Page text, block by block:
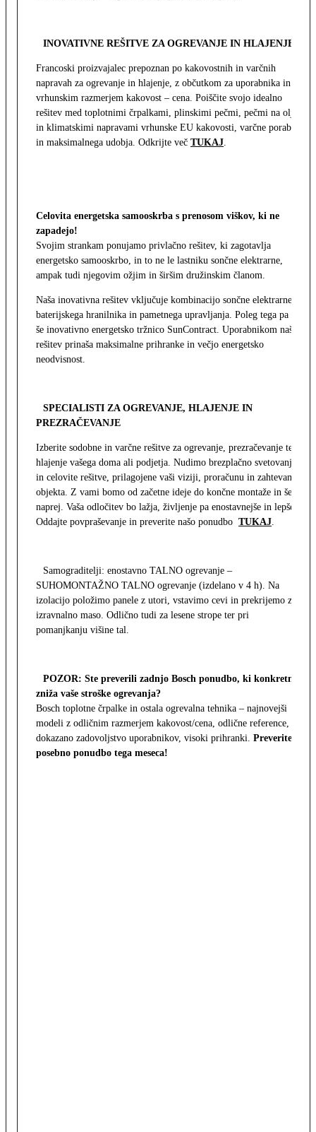
INOVATIVNE REŠITVE ZA OGREVANJE IN HLAJENJE
Francoski proizvajalec prepoznan po kakovostnih in varčnih
napravah za ogrevanje in hlajenje, z občutkom za uporabnika in z
vrhunskim razmerjem kakovost – cena. Poiščite svojo idealno
rešitev med toplotnimi črpalkami, plinskimi pečmi, pečmi na olje
in klimatskimi napravami vrhunske EU kakovosti, varčne porabe
in maksimalnega udobja. Odkrijte več TUKAJ.
Celovita energetska samooskrba s prenosom viškov, ki ne
zapadejo!
Svojim strankam ponujamo privlačno rešitev, ki zagotavlja
energetsko samooskrbo, in to ne le lastniku sončne elektrarne,
ampak tudi njegovim ožjim in širšim družinskim članom.
Naša inovativna rešitev vključuje kombinacijo sončne elektrarne,
baterijskega hranilnika in pametnega upravljanja. Poleg tega pa
še inovativno energetsko tržnico SunContract. Uporabnikom naša
rešitev prinaša maksimalne prihranke in večjo energetsko
neodvisnost.
SPECIALISTI ZA OGREVANJE, HLAJENJE IN
PREZRAČEVANJE
Izberite sodobne in varčne rešitve za ogrevanje, prezračevanje ter
hlajenje vašega doma ali podjetja. Nudimo brezplačno svetovanje
in celovite rešitve, prilagojene vaši viziji, proračunu in zahtevam
objekta. Z vami bomo od začetne ideje do končne montaže in še
naprej. Vaša odločitev bo lažja, življenje pa enostavnejše in lepše.
Oddajte povpraševanje in preverite našo ponudbo TUKAJ.
Samograditelji: enostavno TALNO ogrevanje –
SUHOMONTAŽNO TALNO ogrevanje (izdelano v 4 h). Na
izolacijo položimo panele z utori, vstavimo cevi in prekrijemo z
izravnalno maso. Odlično tudi za lesene strope ter pri
pomanjkanju višine tal.
POZOR: Ste preverili zadnjo Bosch ponudbo, ki konkretno
zniža vaše stroške ogrevanja?
Bosch toplotne črpalke in ostala ogrevalna tehnika – najnovejši
modeli z odličnim razmerjem kakovost/cena, odlične reference,
dokazano zadovoljstvo uporabnikov, visoki prihranki. Preverite
posebno ponudbo tega meseca!